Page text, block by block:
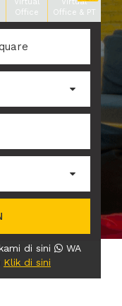
Office
Office & PT
di sini
WA
Klik di sini